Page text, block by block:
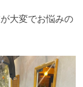
大変でお悩みの